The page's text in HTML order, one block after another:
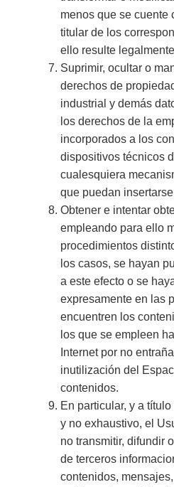
menos que se cuente
titular de los
ello resulte
Suprimir, ocultar o
derechos de
industrial y demás
los derechos de la
incorporados a los
dispositivos técnicos
cualesquiera
que puedan
Obtener e intentar
empleando para ello
procedimientos
los casos, se hayan
a este efecto o se
expresamente en las
encuentren los
los que se empleen
Internet por no
inutilización del
contenidos.
En particular, y a
y no exhaustivo, el
no transmitir, difundir
de terceros
contenidos,